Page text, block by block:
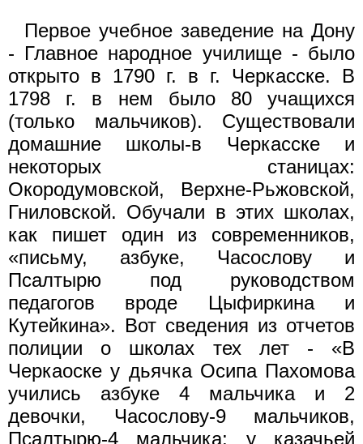
Первое учебное заведение на Дону
- Главное народное училище - было
открыто в 1790 г. в г. Черкасске. В
1798 г. в нем было 80 учащихся
(только мальчиков). Существовали
домашние школы-в Черкасске и
некоторых станицах:
Окородумовской, Верхне-Рьжовской,
Гниловской. Обучали в этих школах,
как пишет один из современников,
«письму, азбуке, Часослову и
Псалтырю под руководством
педагогов вроде Цыфиркина и
Кутейкина». Вот сведения из отчетов
полиции о школах тех лет - «В
Черкаоске у дьячка Осипа Пахомова
учились азбуке 4 мальчика и 2
девочки, Часослову-9 мальчиков,
Псалтырю-4 мальчика; у казачьей